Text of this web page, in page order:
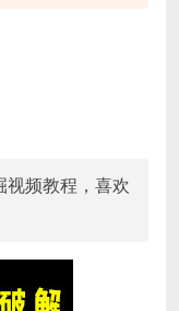
视频教程，喜欢